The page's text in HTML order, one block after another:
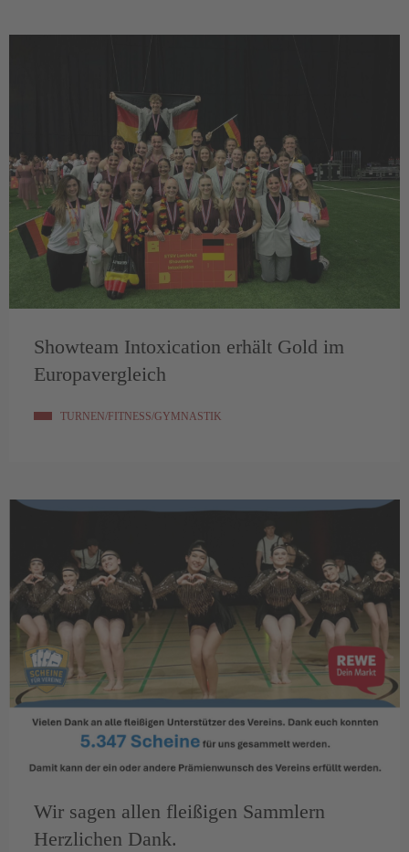
Showteam Intoxication erhält Gold im
Europavergleich
TURNEN/FITNESS/GYMNASTIK
Wir sagen allen fleißigen Sammlern
Herzlichen Dank.